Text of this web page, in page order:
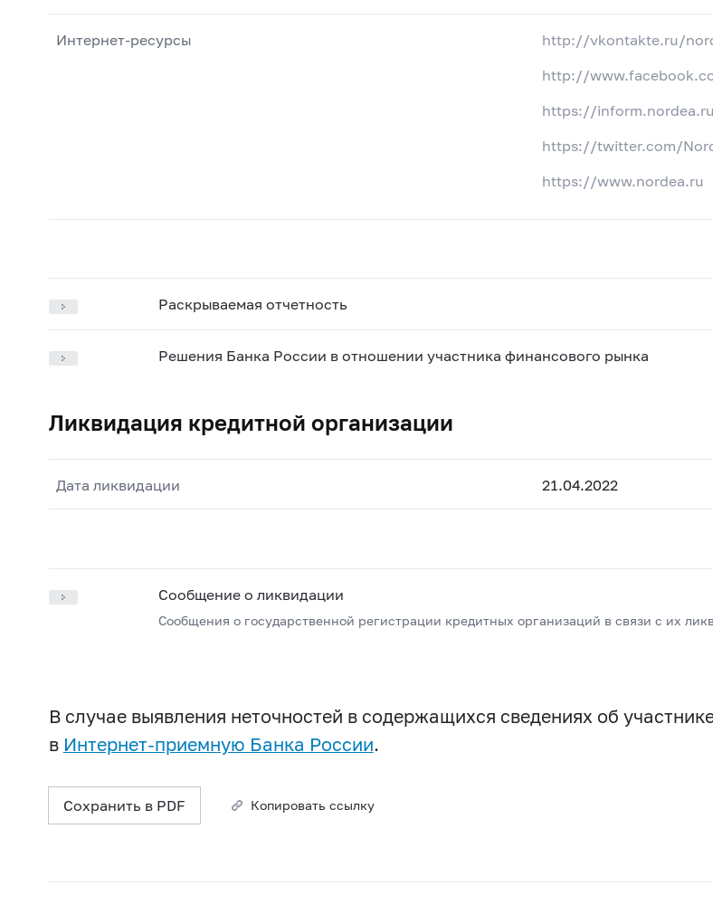
Интернет-ресурсы http://vkontakte.ru/
http://
https://inform.nordea.ru
https://twitter.com/
https://www.nordea.ru
Раскрываемая отчетность
Решения Банка России в отношении участника финансового рынка
Ликвидация кредитной организации
Дата ликвидации 21.04.2022
Сообщение о ликвидации
Сообщения о государственной регистрации кредитных организаций в связи с их
В случае выявления неточностей в содержащихся сведениях об
в Интернет-приемную Банка России.
Сохранить в PDF Копировать ссылку